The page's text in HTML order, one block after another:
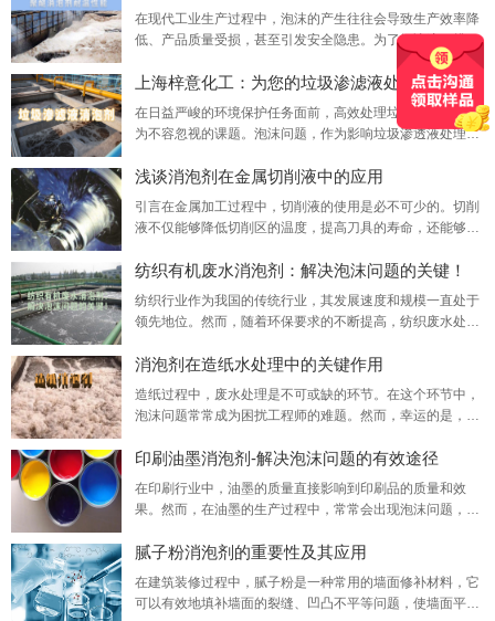
杂质，还会有许多副反应，这些副反应会导致反应器中产生
泡沫和气体。梓意化工消泡剂ZY-T02通过降低气泡表面的表
面张力，最大限度地去除这些气体及其对磷酸盐生产过程的
不良影响。
在现代工业生产过程中，泡沫的产生往往会导致生产效率降
低、产品质量受损，甚至引发安全隐患。为了解决这一挑
战，聚醚消泡剂凭借其卓越性能成为众多行业的选择。今
日，我们重点关注这些消泡剂在耐高温方面的表现。众所周
知，一些工业过程如化工和石油提炼等，需要在高温条件下
进行。在这些环境中，泡沫问题尤为突出，因此需要特殊的
解决方案。聚醚消泡剂正是在这样的需求背景下研发而成，
上海梓意化工：为您的垃圾渗滤液处理提供专业
在日益严峻的环境保护任务面前，高效处理垃圾渗滤液已成
为不容忽视的课题。泡沫问题，作为影响垃圾渗透液处理效
对——这正是上海梓意化工有限公司致力于解决的问题。凭
借多年在消泡剂领域的深入研究和技术积累，上海梓意化工
有限公司推出了一系列高效、环保的垃圾渗滤液消泡剂。我
们的消泡剂产品不仅能够迅速消除泡沫，防止泡沫过多
浅谈消泡剂在金属切削液中的应用
引言在金属加工过程中，切削液的使用是必不可少的。切削
液不仅能够降低切削区的温度，提高刀具的寿命，还能够起
往会产生大量的泡沫，这不仅会影响切削液的性能，还会对
生产环境造成污染。因此，消泡剂的应用在金属切削液中显
得尤为重要。一、消泡剂的作用消泡剂是一种能够消除液体
表面泡沫的物质，其主要作用是破坏液体表面的张力，
纺织有机废水消泡剂：解决泡沫问题的关键！
纺织行业作为我国的传统行业，其发展速度和规模一直处于
领先地位。然而，随着环保要求的不断提高，纺织废水处理
中的一大难题。为了解决这一问题，纺织有机废水消泡剂成
为瓦解泡沫危机的关键武器。一、泡沫问题的危害在纺织有
机废水处理过程中，由于废水中含有大量的表面活性剂、油
脂等物质，这些物质在搅拌、曝气等过程中容易产生大
消泡剂在造纸水处理中的关键作用
造纸过程中，废水处理是不可或缺的环节。在这个环节中，
泡沫问题常常成为困扰工程师的难题。然而，幸运的是，消
在造纸水处理中发挥着关键的作用。特别是在纸浆制备、漂
白等环节，由于浆内气体含量过高，往往会出现大量泡沫。
这些泡沫不仅会影响生产过程的稳定性，还会导致断纸、白
水液位波动以及泵频率波动等问题。而消泡剂则能够迅
印刷油墨消泡剂-解决泡沫问题的有效途径
在印刷行业中，油墨的质量直接影响到印刷品的质量和效
果。然而，在油墨的生产过程中，常常会出现泡沫问题，这
多问题。为了解决这一问题，印刷厂商通常会使用一种名为
印刷油墨消泡剂的化学助剂。本文将详细介绍印刷油墨消泡
剂的应用和特点优势。印刷油墨消泡剂是一种专门用于消除
油墨中泡沫的化学添加剂。它的主要作用是破坏油墨中的
腻子粉消泡剂的重要性及其应用
在建筑装修过程中，腻子粉是一种常用的墙面修补材料，它
可以有效地填补墙面的裂缝、凹凸不平等问题，使墙面平整